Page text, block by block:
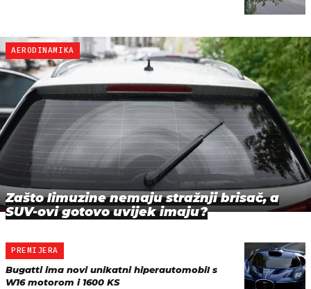
AERODINAMIKA
Zašto limuzine nemaju stražnji brisač, a
SUV-ovi gotovo uvijek imaju?
PREMIJERA
Bugatti ima novi unikatni hiperautomobil s
W16 motorom i 1600 KS